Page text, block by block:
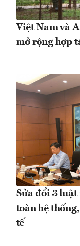
Việt Nam và
mở rộng hợp
Sửa đổi 3 luật
toàn hệ
tế